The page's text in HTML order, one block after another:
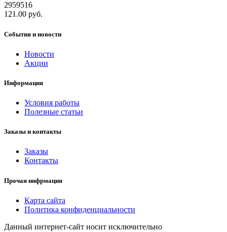
2959516
121.00 руб.
События и новости
Новости
Акции
Информация
Условия работы
Полезные статьи
Заказы и контакты
Заказы
Контакты
Прочая инфрмация
Карта сайта
Политика конфиденциальности
Данный интернет-сайт носит исключительно